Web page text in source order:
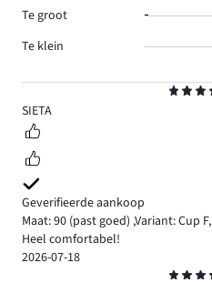
5
SIETA
Geverifieerde aankoop
Maat: 90 (past goed) ,Variant: Cup F,
Heel comfortabel!
2026-07-18
Te groot
Te klein